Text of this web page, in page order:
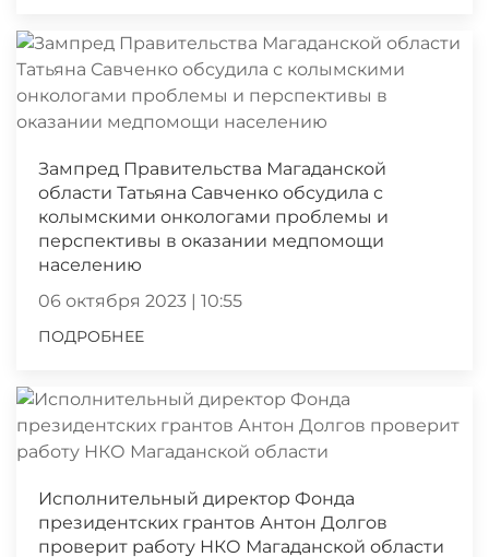
Зампред Правительства Магаданской
области Татьяна Савченко обсудила с
колымскими онкологами проблемы и
перспективы в оказании медпомощи
населению
06 октября 2023 | 10:55
ПОДРОБНЕЕ
Исполнительный директор Фонда
президентских грантов Антон Долгов
проверит работу НКО Магаданской области